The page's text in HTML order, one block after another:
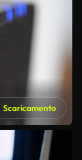
Scaricamento